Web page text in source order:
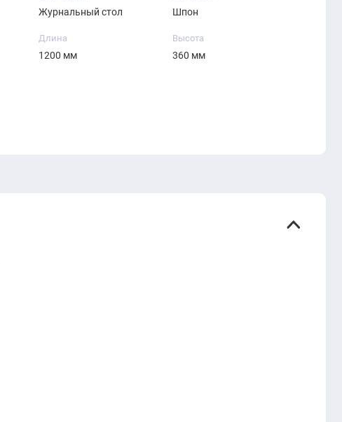
Журнальный стол Шпон
Длина
1200 мм
Высота
360 мм